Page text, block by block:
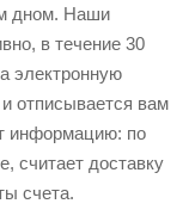
дном. Наши
в течение 30
электронную
отписывается вам
информацию: по
считает доставку
счета.